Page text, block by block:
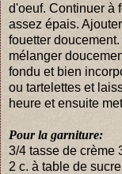
d'oeuf. Continuer à
assez épais.
fouetter
mélanger
fondu et bien
ou tartelettes et
heure et ensuite
Pour la garniture:
3/4 tasse de crème
2 c. à table de